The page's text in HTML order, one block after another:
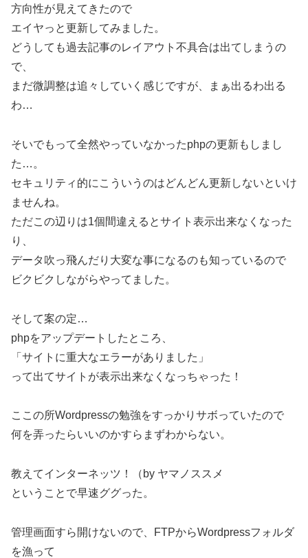
方向性が見えてきたので
エイヤっと更新してみました。
どうしても過去記事のレイアウト不具合は出てしまうの
で、
まだ微調整は追々していく感じですが、まぁ出るわ出る
わ…
そいでもって全然やっていなかったphpの更新もしまし
た…。
セキュリティ的にこういうのはどんどん更新しないといけ
ませんね。
ただこの辺りは1個間違えるとサイト表示出来なくなった
り、
データ吹っ飛んだり大変な事になるのも知っているので
ビクビクしながらやってました。
そして案の定…
phpをアップデートしたところ、
「サイトに重大なエラーがありました」
って出てサイトが表示出来なくなっちゃった！
ここの所Wordpressの勉強をすっかりサボっていたので
何を弄ったらいいのかすらまずわからない。
教えてインターネッツ！（by ヤマノススメ
ということで早速ググった。
管理画面すら開けないので、FTPからWordpressフォルダ
を漁って